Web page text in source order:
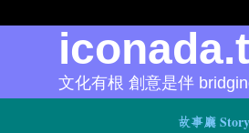
故事廳
文化有根 創意是伴